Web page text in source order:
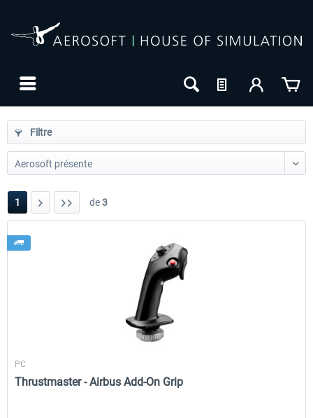
EmergencyDispatcherPro - 24h Free
Trial
Filtre
1 de3
PC
Thrustmaster - Airbus Add-On Grip